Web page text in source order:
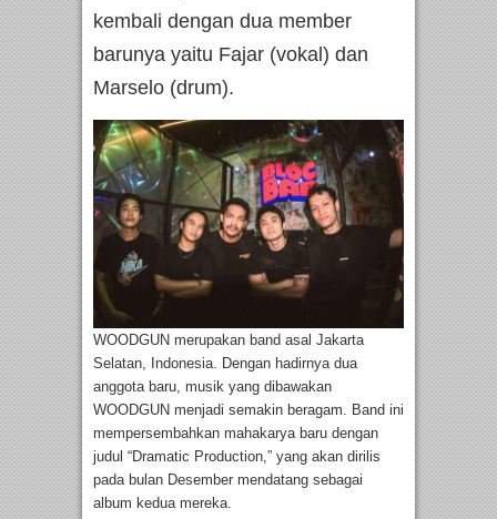
kembali dengan dua member
barunya yaitu Fajar (vokal) dan
Marselo (drum).
WOODGUN merupakan band asal Jakarta
Selatan, Indonesia. Dengan hadirnya dua
anggota baru, musik yang dibawakan
WOODGUN menjadi semakin beragam. Band ini
mempersembahkan mahakarya baru dengan
judul “Dramatic Production,” yang akan dirilis
pada bulan Desember mendatang sebagai
album kedua mereka.